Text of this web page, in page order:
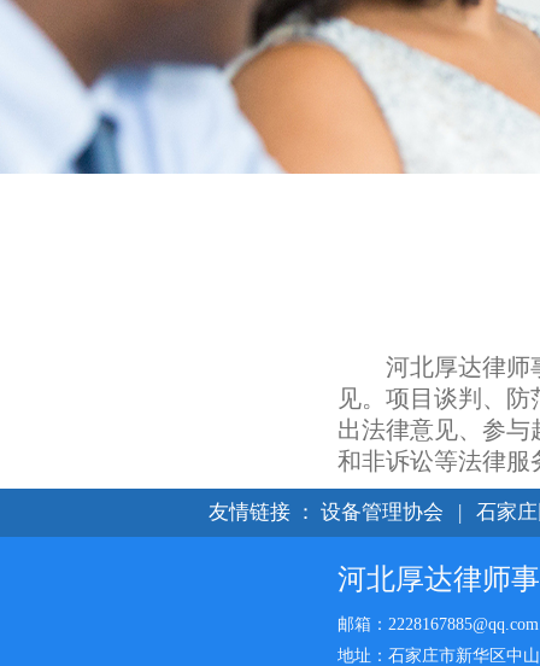
河北厚达律师
见。项目谈判、
出法律意见、参
和非诉讼等法律服
友情链接 ： 设备管理协会 | 石家
河北厚达律师
邮箱：2228167885@qq.com
地址：石家庄市新华区中